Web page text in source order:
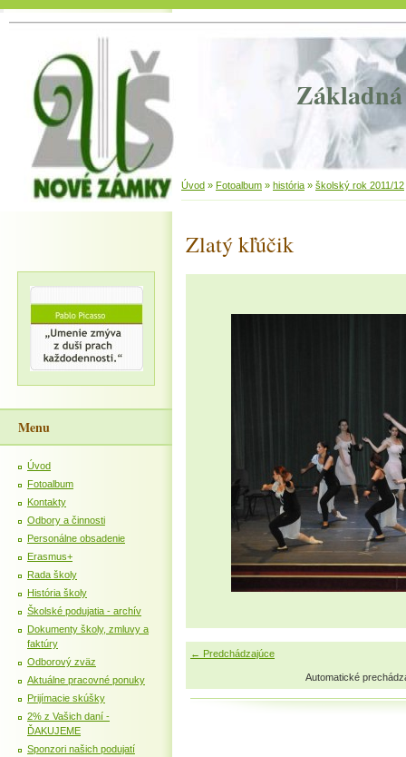
Základná
Úvod » Fotoalbum » história » školský rok 2011/12
Zlatý kľúčik
← Predchádzajúce
Automatické
Menu
Úvod
Fotoalbum
Kontakty
Odbory a činnosti
Personálne obsadenie
Erasmus+
Rada školy
História školy
Školské podujatia - archív
Dokumenty školy, zmluvy a
faktúry
Odborový zväz
Aktuálne pracovné ponuky
Prijímacie skúšky
2% z Vašich daní -
ĎAKUJEME
Sponzori našich podujatí